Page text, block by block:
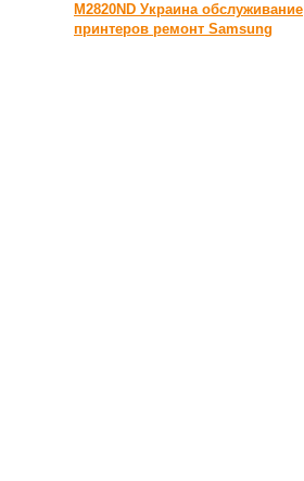
M2820ND Украина обслуживание
принтеров ремонт Samsung